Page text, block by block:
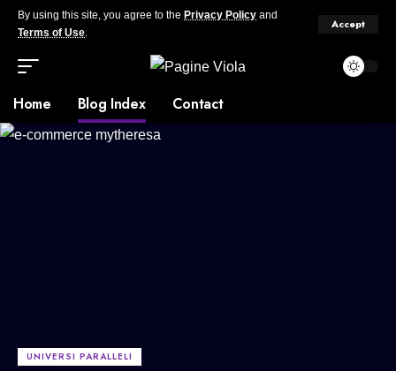
By using this site, you agree to the Privacy Policy and
Terms of Use.
Accept
Home Blog Index Contact
UNIVERSI PARALLELI